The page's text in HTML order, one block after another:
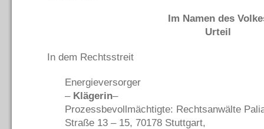
Im Namen des
Urteil
In dem Rechtsstreit
Energieversorger
– Klägerin–
Prozessbevollmächtigte: Rechtsanwälte
Straße 13 – 15, 70178 Stuttgart,